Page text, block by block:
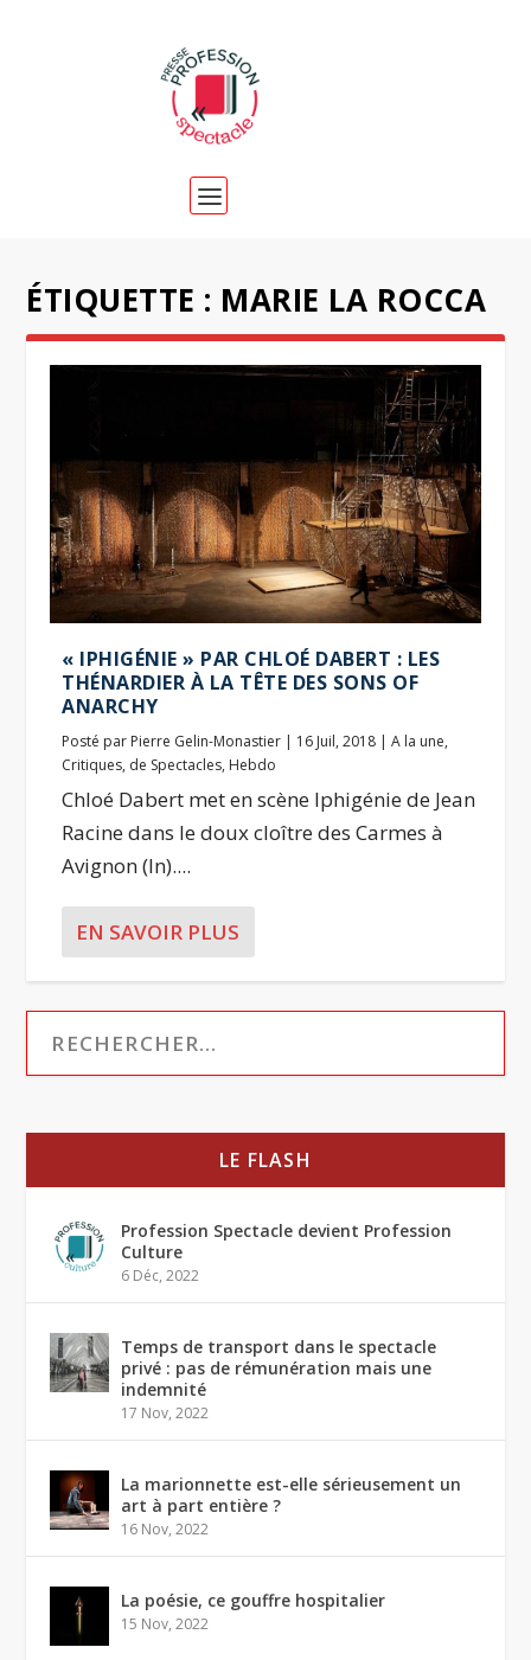
ÉTIQUETTE : MARIE LA ROCCA
« IPHIGÉNIE » PAR CHLOÉ DABERT : LES
THÉNARDIER À LA TÊTE DES SONS OF
ANARCHY
Posté par Pierre Gelin-Monastier | 16 Juil, 2018 |A la une,
Critiques, de Spectacles, Hebdo
Chloé Dabert met en scène Iphigénie de Jean
Racine dans le doux cloître des Carmes à
Avignon (In)....
EN SAVOIR PLUS
LE FLASH
Profession Spectacle devient Profession
Culture
6 Déc, 2022
Temps de transport dans le spectacle
privé : pas de rémunération mais une
indemnité
17 Nov, 2022
La marionnette est-elle sérieusement un
art à part entière ?
16 Nov, 2022
La poésie, ce gouffre hospitalier
15 Nov, 2022